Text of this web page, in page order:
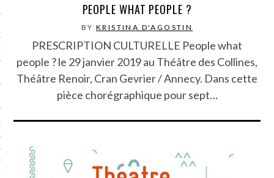
PEOPLE WHAT PEOPLE ?
BY KRISTINA D'AGOSTIN
PRESCRIPTION CULTURELLE People what
people ? le 29 janvier 2019 au Théâtre des Collines,
Théâtre Renoir, Cran Gevrier / Annecy. Dans cette
pièce chorégraphique pour sept…